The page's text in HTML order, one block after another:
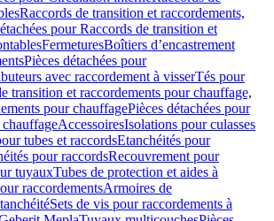
Raccords de transition et raccordements,
pour Raccords de transition et
FermeturesBoîtiers d’encastrement
Pièces détachées pour
avec raccordement à visserTés pour
transition et raccordements pour chauffage,
pour chauffagePièces détachées pour
AccessoiresIsolations pour culasses
tubes et raccordsEtanchéités pour
pour raccordsRecouvrement pour
tuyauxTubes de protection et aides à
raccordementsArmoires de
Sets de vis pour raccordements à